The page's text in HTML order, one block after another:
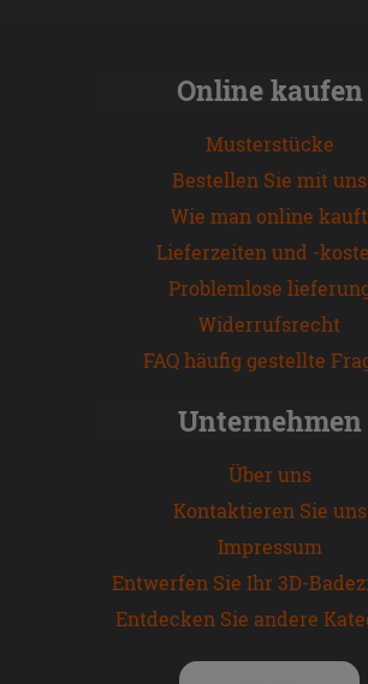
Online kaufen
Musterstücke
Bestellen Sie mit uns
Wie man online kauft
Lieferzeiten und -
Problemlose
Widerrufsrecht
FAQ häufig gestellte
Unternehmen
Über uns
Kontaktieren Sie uns
Impressum
Entwerfen Sie Ihr 3D-
Entdecken Sie andere